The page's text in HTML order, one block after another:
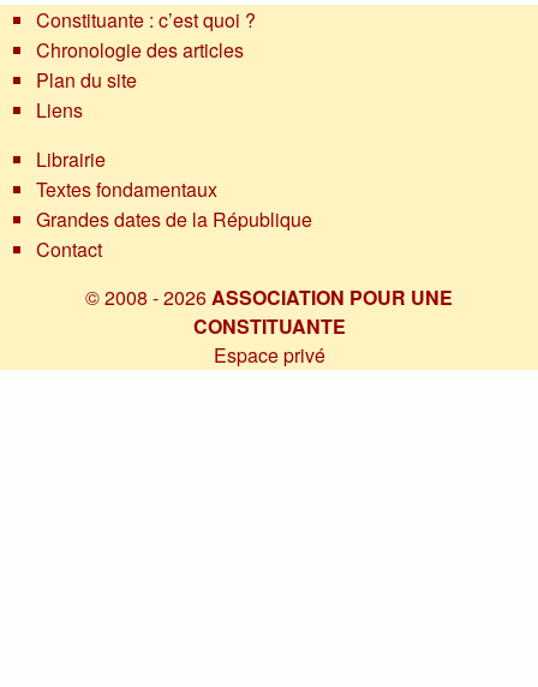
Constituante : c’est quoi ?
Chronologie des articles
Plan du site
Liens
Librairie
Textes fondamentaux
Grandes dates de la République
Contact
© 2008 - 2026ASSOCIATION POUR UNE
CONSTITUANTE
Espace privé